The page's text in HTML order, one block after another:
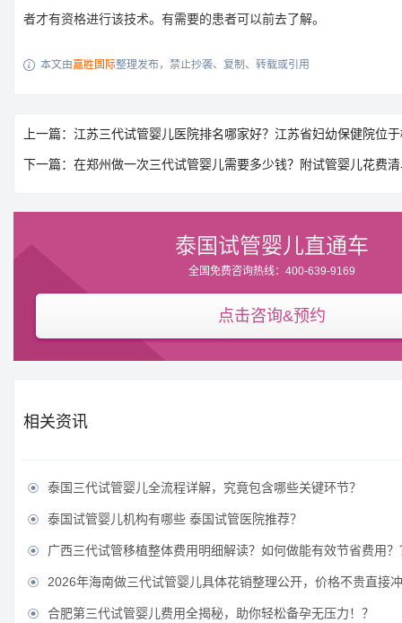
者才有资格进行该技术。有需要的患者可以前去了解。
 本文由嘉胜国际整理发布，禁止抄袭、复制、转载或引用
上一篇：江苏三代试管婴儿医院排名哪家好？江苏省妇幼保健院位
下一篇：在郑州做一次三代试管婴儿需要多少钱？附试管婴儿花费
泰国试管婴儿直通车
全国免费咨询热线：400-639-9169
点击咨询&预约
相关资讯
 泰国三代试管婴儿全流程详解，究竟包含哪些关键环节？
 泰国试管婴儿机构有哪些 泰国试管医院推荐？
 广西三代试管移植整体费用明细解读？如何做能有效节省费用？
 2026年海南做三代试管婴儿具体花销整理公开，价格不贵直接
 合肥第三代试管婴儿费用全揭秘，助你轻松备孕无压力！？